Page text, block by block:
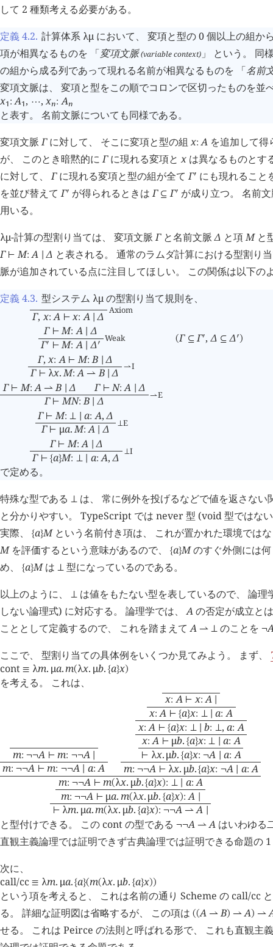
して 2 種類考える必要がある。
定義 4.2. 計算体系 λμ において、 変項と型の 0 個以上の組か
項が相異なるものを 「変項文脈(variable context) 」 という。 同
の組から成る列であって現れる名前が相異なるものを 「名前
変項文脈は、 変項と型をこの順でコロンで区切ったものを並
x1: A1, ⋯, xn: An
と表す。 名前文脈についても同様である。
変項文脈Γに対して、 そこに変項と型の組x: A を追加して
が、 このとき暗黙的にΓに現れる変項とx は異なるものとす
に対して、Γに現れる変項と型の組が全てΓ󰎘 にも現れること
を並び替えてΓ󰎘 が得られるときはΓ ⊆ Γ󰎘 が成り立つ。 名前
用いる。
λμ-計算の型割り当ては、 変項文脈Γと名前文脈Δ と項Mと
Γ ⊢ M: A Δ と表される。 通常のラムダ計算における型割り
脈が追加されている点に注目してほしい。 この関係は以下の
定義 4.3. 型システム λμの型割り当て規則を、
Γ, x: A ⊢ x: A Δ Axiom
Γ ⊢ M: A Δ
Γ󰎘 ⊢ M: A Δ󰎘 Weak (Γ ⊆ Γ󰎘, Δ ⊆ Δ󰎘 )
Γ, x: A ⊢ M: B Δ
Γ ⊢ λx.M: A ⇀ B Δ ⇀I
Γ ⊢ M: A ⇀ B Δ Γ ⊢ N: A
Δ
Γ ⊢ MN: B Δ ⇀E
Γ ⊢ M: ⊥ a: A, Δ
Γ ⊢ μa.M: A Δ ⊥E
Γ ⊢ M: A Δ
Γ ⊢ {a}M: ⊥ a: A, Δ ⊥I
で定める。
特殊な型である ⊥ は、 常に例外を投げるなどで値を返さない
と分かりやすい。 TypeScript では never 型 (void 型ではな
実際、
{a}Mという名前付き項は、 これが置かれた環境では
Mを評価するという意味があるので、 {a}Mのすぐ外側には
め、
{a}Mは ⊥ 型になっているのである。
以上のように、
⊥ は値をもたない型を表しているので、 論理
しない論理式) に対応する。 論理学では、Aの否定が成立と
こととして定義するので、 これを踏まえてA ⇀ ⊥ のことを¬
ここで、 型割り当ての具体例をいくつか見てみよう。 まず、
cont ≡ λm. μa.m( λx. μb. {a}x)
を考える。 これは、
m: ¬¬A ⊢ m: ¬¬A
m: ¬¬A ⊢ m: ¬¬A a: A
x: A ⊢ x: A
x: A ⊢ {a}x: ⊥ a: A
x: A ⊢ {a}x: ⊥ b: ⊥, a: A
x: A ⊢ μb. {a}x: ⊥ a: A
⊢ λx.μb. {a}x: ¬A a: A
m: ¬¬A ⊢ λx. μb. {a}x: ¬A a: A
m: ¬¬A ⊢ m( λx. μb. {a}x): ⊥ a: A
m: ¬¬A ⊢ μa.m( λx.μb. {a}x): A
⊢ λm. μa.m(λx. μb. {a}x): ¬¬A ⇀ A
と型付けできる。 この contの型である ¬¬A ⇀ A はいわゆる
直観主義論理では証明できず古典論理では証明できる命題の
次に、
call/cc ≡ λm. μa.{a}(m( λx. μb. {a}x))
という項を考えると、 これは名前の通り Scheme の call/cc
る。 詳細な証明図は省略するが、 この項は ((A ⇀ B) ⇀ A) ⇀
せる。 これは Peirce の法則と呼ばれる形で、 これも直観主